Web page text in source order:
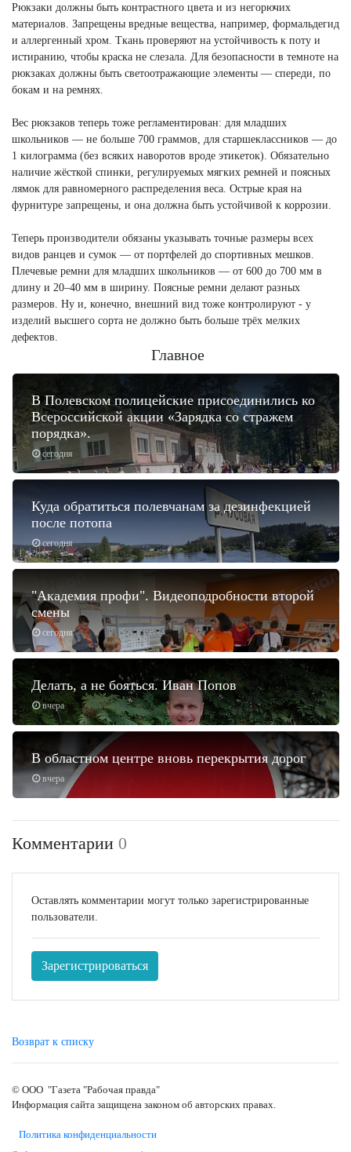
Рюкзаки должны быть контрастного цвета и из негорючих
материалов. Запрещены вредные вещества, например, формальдегид
и аллергенный хром. Ткань проверяют на устойчивость к поту и
истиранию, чтобы краска не слезала. Для безопасности в темноте на
рюкзаках должны быть светоотражающие элементы — спереди, по
бокам и на ремнях.
Вес рюкзаков теперь тоже регламентирован: для младших
школьников — не больше 700 граммов, для старшеклассников — до
1 килограмма (без всяких наворотов вроде этикеток). Обязательно
наличие жёсткой спинки, регулируемых мягких ремней и поясных
лямок для равномерного распределения веса. Острые края на
фурнитуре запрещены, и она должна быть устойчивой к коррозии.
Теперь производители обязаны указывать точные размеры всех
видов ранцев и сумок — от портфелей до спортивных мешков.
Плечевые ремни для младших школьников — от 600 до 700 мм в
длину и 20–40 мм в ширину. Поясные ремни делают разных
размеров. Ну и, конечно, внешний вид тоже контролируют - у
изделий высшего сорта не должно быть больше трёх мелких
дефектов.
Главное
сегодня
В Полевском полицейские присоединились ко
Всероссийской акции «Зарядка со стражем
порядка».
сегодня
Куда обратиться полевчанам за дезинфекцией
после потопа
сегодня
"Академия профи". Видеоподробности второй
смены
вчера
Делать, а не бояться. Иван Попов
вчера
В областном центре вновь перекрытия дорог
Комментарии 0
Оставлять комментарии могут только зарегистрированные
пользователи.
Зарегистрироваться
Возврат к списку
© ООО "Газета "Рабочая правда"
Информация сайта защищена законом об авторских правах.
Политика конфиденциальности